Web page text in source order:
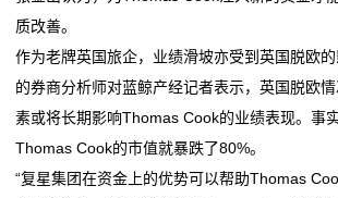
质改善。
作为老牌英国旅企，业绩滑坡亦受到英国脱欧
的券商分析师对蓝鲸产经记者表示，英国脱欧
素或将长期影响Thomas Cook的业绩表现。事
Thomas Cook的市值就暴跌了80%。
“复星集团在资金上的优势可以帮助Thomas